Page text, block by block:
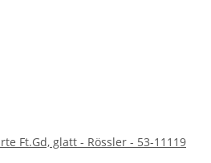
Ft.Gd, glatt - Rössler - 53-11119